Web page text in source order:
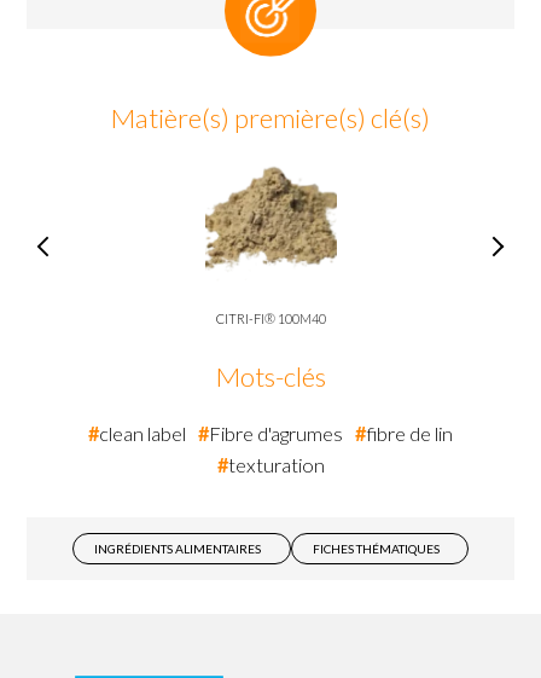
Matière(s) première(s) clé(s)
CITRI-FI® 100M40
Mots-clés
clean label Fibre d'agrumes
fibre de lin
texturation
INGRÉDIENTS ALIMENTAIRES FICHES THÉMATIQUES